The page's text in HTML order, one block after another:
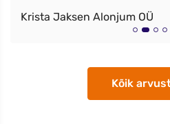
Krista Jaksen Alonjum OÜ
Kõik